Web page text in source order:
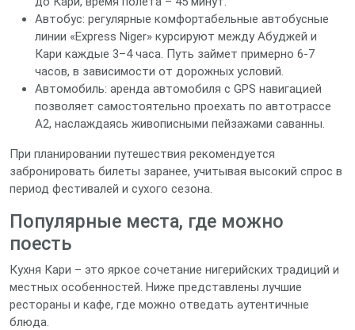
Автобус: регулярные комфортабельные автобусные
линии «Express Niger» курсируют между Абуджей и
Кари каждые 3–4 часа. Путь займет примерно 6‑7
часов, в зависимости от дорожных условий.
Автомобиль: аренда автомобиля с GPS навигацией
позволяет самостоятельно проехать по автотрассе
A2, наслаждаясь живописными пейзажами саванны.
При планировании путешествия рекомендуется
забронировать билеты заранее, учитывая высокий спрос в
период фестивалей и сухого сезона.
Популярные места, где можно
поесть
Кухня Кари – это яркое сочетание нигерийских традиций и
местных особенностей. Ниже представлены лучшие
рестораны и кафе, где можно отведать аутентичные
блюда.